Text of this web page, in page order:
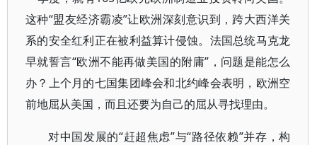
这种“盟友经济霸凌”让欧洲深刻意识到，跨大西洋关
系的安全红利正在被利益算计侵蚀。法国总统马克龙
早就誓言“欧洲不能再做美国的附庸”，问题是能怎么
办？上个月的七国集团峰会和北约峰会表明，欧洲空
前地屈从美国，而且还要为自己的屈从寻找理由。
对中国发展的“赶超焦虑”与“路径依赖”并存，构